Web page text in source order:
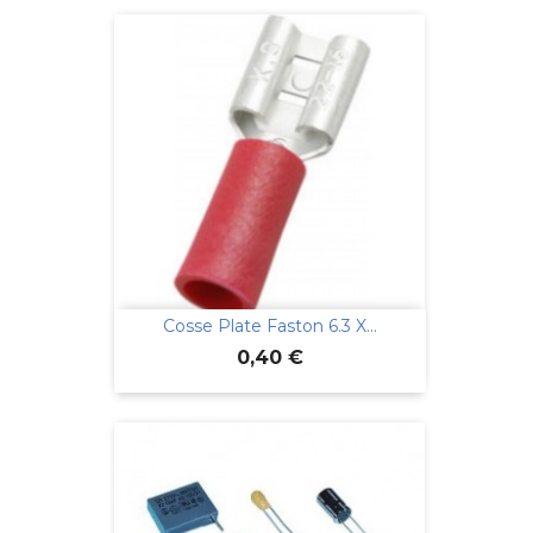
Cosse Plate Faston 6.3 X...
Prix
0,40 €